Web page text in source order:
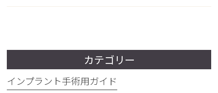
カテゴリー
インプラント手術用ガイド